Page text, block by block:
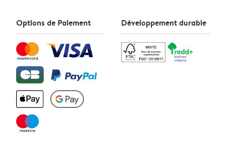
Options de Paiement Développement durable